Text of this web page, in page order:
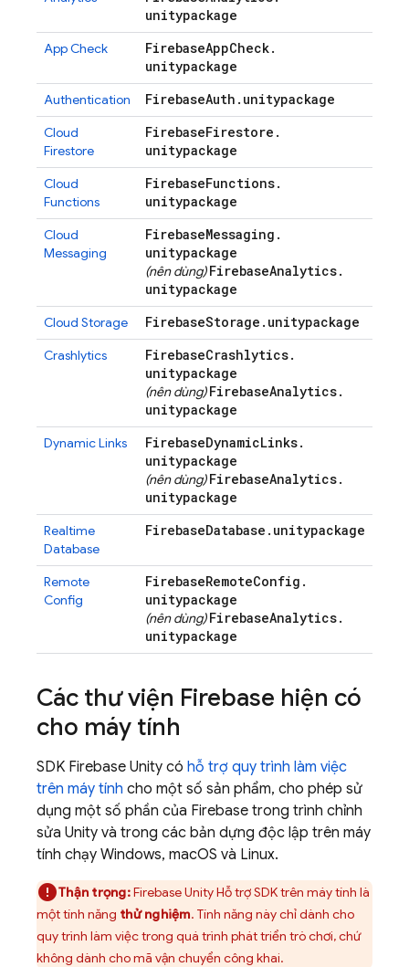
unitypackage
App Check FirebaseAppCheck.
unitypackage
Authentication FirebaseAuth . unitypackage
Cloud
Firestore
FirebaseFirestore .
unitypackage
Cloud
Functions
FirebaseFunctions.
unitypackage
Cloud
Messaging
FirebaseMessaging .
unitypackage
(nên dùng) FirebaseAnalytics.
unitypackage
Cloud Storage FirebaseStorage . unitypackage
Crashlytics FirebaseCrashlytics.
unitypackage
(nên dùng) FirebaseAnalytics.
unitypackage
Dynamic Links FirebaseDynamicLinks.
unitypackage
(nên dùng) FirebaseAnalytics.
unitypackage
Realtime
Database
FirebaseDatabase . unitypackage
Remote
Config
FirebaseRemoteConfig .
unitypackage
(nên dùng) FirebaseAnalytics.
unitypackage
Các thư viện Firebase hiện có
cho máy tính
SDK Firebase Unity có hỗ trợ quy trình làm việc
trên máy tính cho một số sản phẩm, cho phép sử
dụng một số phần của Firebase trong trình chỉnh
sửa Unity và trong các bản dựng độc lập trên máy
tính chạy Windows, macOS và Linux.
Thận trọng:FirebaseUnityHỗ trợ SDK trên máy tính là
một tính năng thử nghiệm. Tính năng này chỉ dành cho
quy trình làm việc trong quá trình phát triển trò chơi, chứ
không dành cho mã vận chuyển công khai.